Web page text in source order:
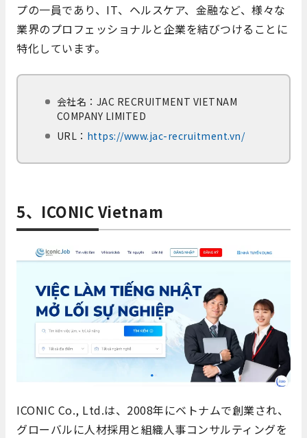
プの一員であり、IT、ヘルスケア、金融など、様々な
業界のプロフェッショナルと企業を結びつけることに
特化しています。
会社名： JAC RECRUITMENT VIETNAM
COMPANY LIMITED
URL： https://www.jac-recruitment.vn/
5、ICONIC Vietnam
ICONIC Co., Ltd.は、2008年にベトナムで創業され、
グローバルに人材採用と組織人事コンサルティングを